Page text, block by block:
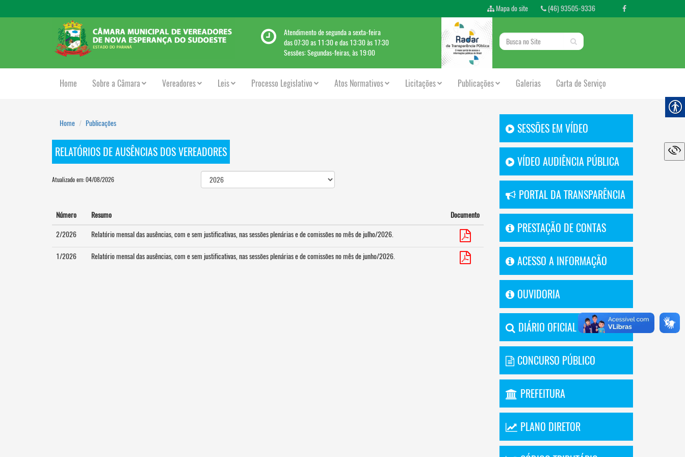
Mapa do site (46) 93505-9336
Atendimento de segunda a sexta-feira
das 07:30 as 11:30 e das 13:30 às 17:30
Sessões: Segundas-feiras, às 19:00
Home Sobre a Câmara Vereadores Leis Processo Legislativo Atos Normativos Licitações Publicações Galerias Carta de Serviço
Home Publicações
RELATÓRIOS DE AUSÊNCIAS DOS VEREADORES
Atualizado em: 04/08/2026
Número Resumo
Documento
2/2026
Relatório mensal das ausências, com e sem justificativas, nas sessões plenárias e de comissões no mês de julho/2026.
1/2026 Relatório mensal das ausências, com e sem justificativas, nas sessões plenárias e de comissões no mês de junho/2026.
SESSÕES EM VÍDEO
VÍDEO AUDIÊNCIA PÚBLICA
PORTAL DA TRANSPARÊNCIA
PRESTAÇÃO DE CONTAS
ACESSO A INFORMAÇÃO
OUVIDORIA
DIÁRIO OFICIAL
CONCURSO PÚBLICO
PREFEITURA
PLANO DIRETOR